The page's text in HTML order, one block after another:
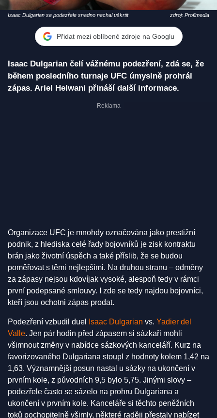
Isaac Dulgarian se podezřele snadno nechal uškrtit zdroj: Profimedia
Přidat mezi oblíbené zdroje na Googlu
Isaac Dulgarian čelí vážnému podezření, zdá se, že
během posledního turnaje UFC úmyslně prohrál
zápas. Ariel Helwani přináší další informace.
Organizace UFC je mnohdy označována jako prestižní
podnik, z hlediska celé řady bojovníků je zisk kontraktu
brán jako životní úspěch a také příslib, že se budou
poměřovat s těmi nejlepšími. Na druhou stranu – odměny
za zápasy nejsou kdovíjak vysoké, alespoň tedy v rámci
první podepsané smlouvy. I zde se tedy najdou bojovníci,
kteří jsou ochotni zápas prodat.
Podezření vzbudil duel Isaac Dulgarian vs. Yadier del
Valle. Jen pár hodin před zápasem si sázkaři mohli
všimnout změny v nabídce sázkových kanceláří. Kurz na
favorizovaného Dulgariana stoupl z hodnoty kolem 1,42 na
1,63. Významnější posun nastal u sázky na ukončení v
prvním kole, z původních 9,5 bylo 5,75. Jinými slovy –
podezřele často se sázelo na prohru Dulgariana a
ukončení v prvním kole. Kanceláře si těchto peněžních
toků pochopitelně všimly, některé raději přestaly nabízet